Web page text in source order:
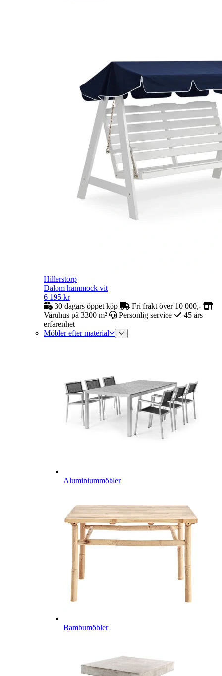
Hillerstorp
Dalom hammock vit
6 195 kr
30 dagars öppet köp
Fri frakt över 10 000,-
Varuhus på 3300 m²
Personlig service
45 års
erfarenhet
Möbler efter material
Aluminiummöbler
Bambumöbler